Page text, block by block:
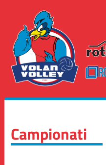
Campionati